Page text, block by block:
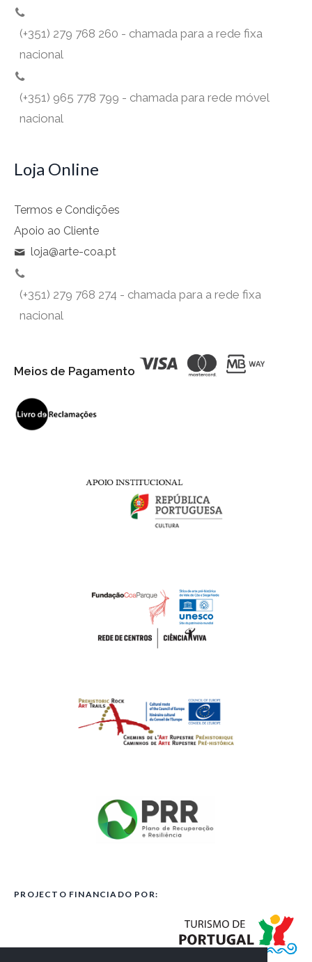
(+351) 279 768 260 - chamada para a rede fixa
nacional
(+351) 965 778 799 - chamada para rede móvel
nacional
Loja Online
Termos e Condições
Apoio ao Cliente
loja@arte-coa.pt
(+351) 279 768 274 - chamada para a rede fixa
nacional
Meios de Pagamento
PROJECTO FINANCIADO POR: